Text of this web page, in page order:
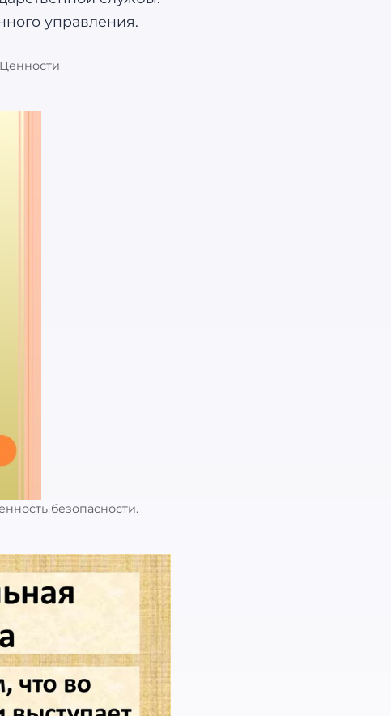
безопасности.